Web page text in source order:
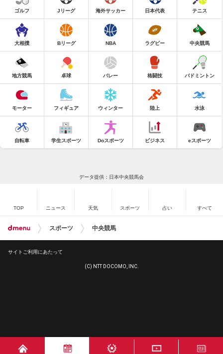
ゴルフ Jリーグ 海外サッカー 日本代表 テニス
大相撲 Bリーグ NBA ラグビー 中央競馬
地方競馬 卓球 バレー 格闘技 バドミントン
モーター フィギュア ウィンター 陸上 水泳
自転車 学生スポーツ Doスポーツ ビジネス eスポーツ
データ提供：日本中央競馬会
TOP ニュース 天気 スポーツ 占い すべて
スポーツ 中央競馬
サイトご利用にあたって
(C) NTT DOCOMO, INC.